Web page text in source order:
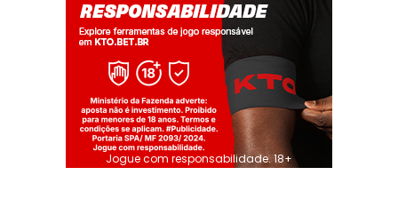
Jogue com responsabilidade. 18+